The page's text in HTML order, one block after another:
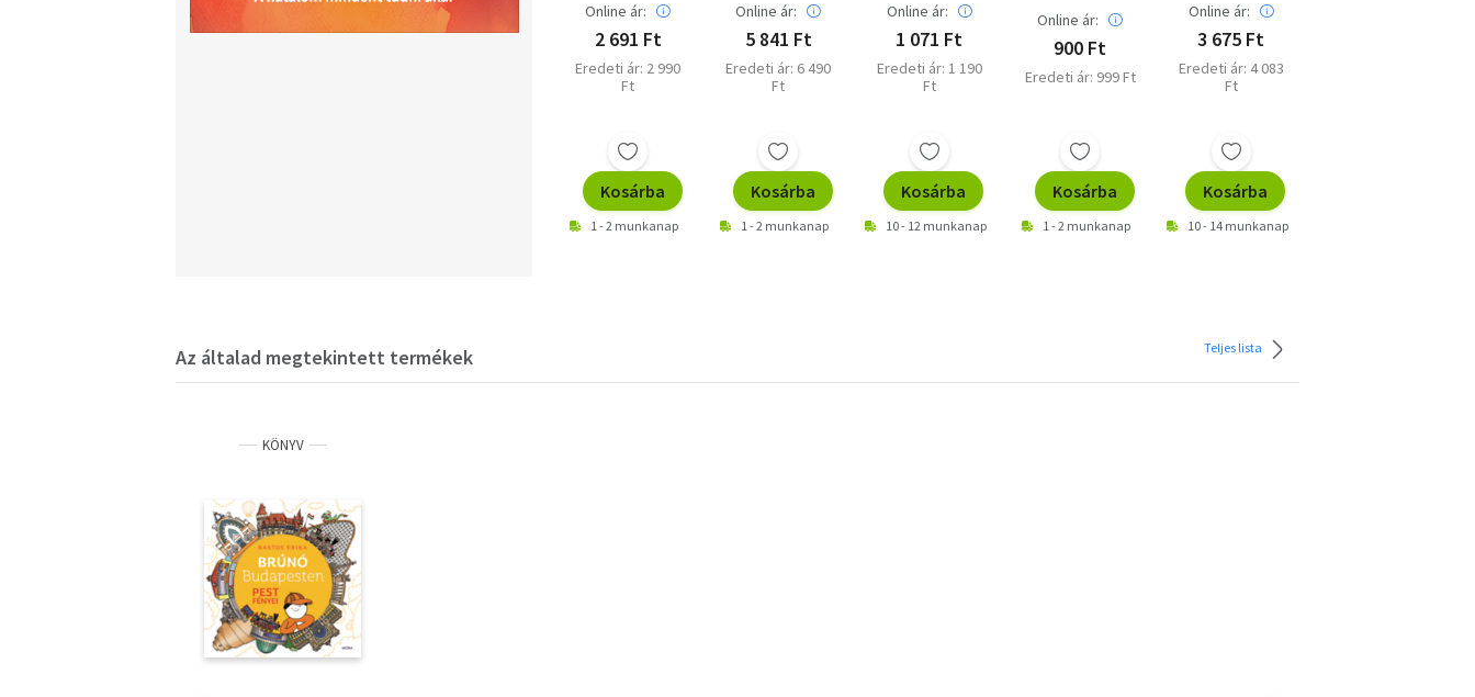
Online ár:
2 691 Ft
Eredeti ár: 2 990
Ft
Kosárba
1 - 2 munkanap
Online ár:
5 841 Ft
Eredeti ár: 6 490
Ft
Kosárba
1 - 2 munkanap
Online ár:
1 071 Ft
Eredeti ár: 1 190
Ft
Kosárba
10 - 12 munkanap
Online ár:
900 Ft
Eredeti ár: 999 Ft
Kosárba
1 - 2 munkanap
Online ár:
3 675 Ft
Eredeti ár: 4 083
Ft
Kosárba
10 - 14 munkanap
Az általad megtekintett termékek Teljes lista
KÖNYV